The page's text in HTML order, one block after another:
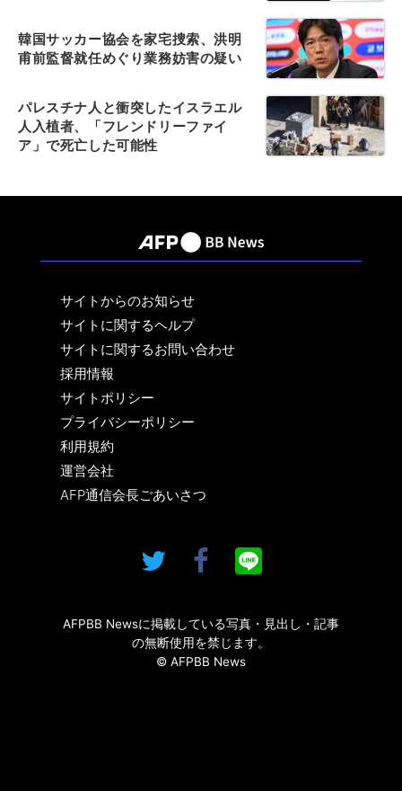
韓国サッカー協会を家宅捜索、洪明
甫前監督就任めぐり業務妨害の疑い
パレスチナ人と衝突したイスラエル
人入植者、「フレンドリーファイ
ア」で死亡した可能性
サイトからのお知らせ
サイトに関するヘルプ
サイトに関するお問い合わせ
採用情報
サイトポリシー
プライバシーポリシー
利用規約
運営会社
AFP通信会長ごあいさつ
AFPBB Newsに掲載している写真・見出し・記事
の無断使用を禁じます。
© AFPBB News